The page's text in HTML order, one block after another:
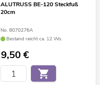
ALUTRUSS BE-120 Steckfuß
20cm
No. 8070276A
Bestand reicht ca. 12 Wo.
9,50€